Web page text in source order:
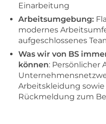
Einarbeitung
Arbeitsumgebung:
modernes
aufgeschlossenes
Was wir von BS
können: Persönlicher
Arbeitskleidung
Rückmeldung zum